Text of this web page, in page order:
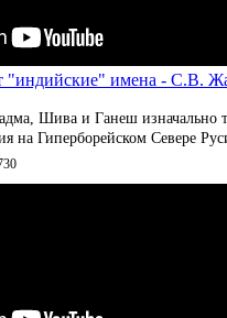
"индийские" имена - С.В.
Шива и Ганеш изначально
на Гиперборейском Севере